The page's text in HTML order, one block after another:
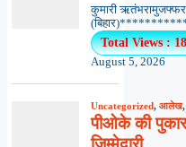
कुमारी
Total Views : 18
August 5, 2026
Uncategorized, आलेख
पीओके की